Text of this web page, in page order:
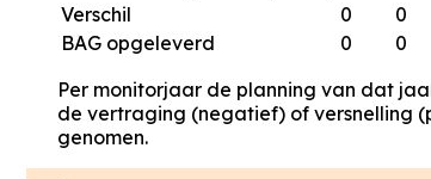
Verschil
0 0
BAG opgeleverd
0 0
Per monitorjaar de planning van dat
de vertraging (negatief) of versnelling
genomen.